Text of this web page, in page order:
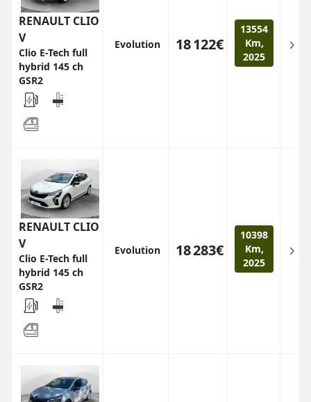
RENAULT CLIO
V
Clio E-Tech full
hybrid 145 ch
GSR2
Evolution 18 122€
13554
Km,
2025
RENAULT CLIO
V
Clio E-Tech full
hybrid 145 ch
GSR2
Evolution 18 283€
10398
Km,
2025